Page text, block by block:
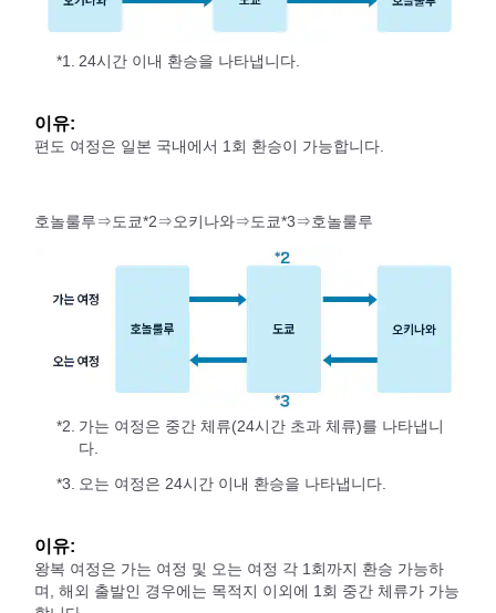
*1. 24시간 이내 환승을 나타냅니다.
이유:
편도 여정은 일본 국내에서 1회 환승이 가능합니다.
호놀룰루⇒도쿄*2⇒오키나와⇒도쿄*3⇒호놀룰루
*2. 가는 여정은 중간 체류(24시간 초과 체류)를 나타냅니
다.
*3.
오는 여정은 24시간 이내 환승을 나타냅니다.
이유:
왕복 여정은 가는 여정 및 오는 여정 각 1회까지 환승 가능하
며, 해외 출발인 경우에는 목적지 이외에 1회 중간 체류가 가능